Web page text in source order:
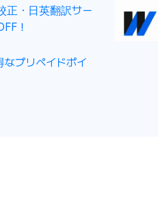
正・日英翻訳サー
！
なプリペイドポイ